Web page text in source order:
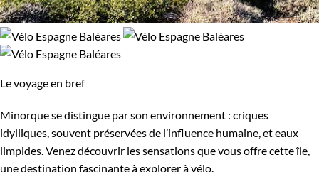
Le voyage en bref
Minorque se distingue par son environnement : criques
idylliques, souvent préservées de l’influence humaine, et eaux
limpides. Venez découvrir les sensations que vous offre cette île,
une destination fascinante à explorer à vélo.